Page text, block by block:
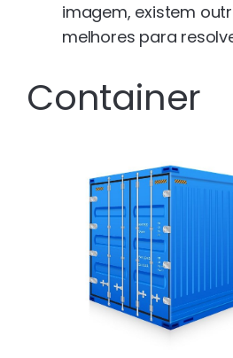
imagem, existem
melhores para
Container